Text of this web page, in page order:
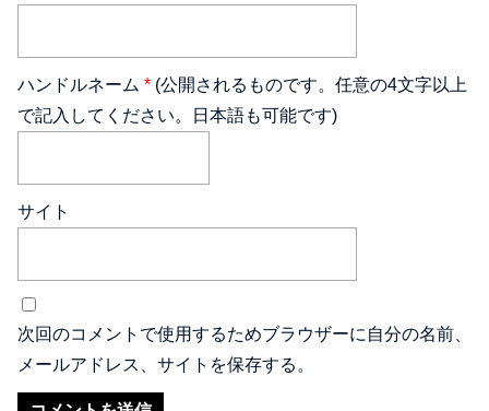
ハンドルネーム * (公開されるものです。任意の4文字以上
で記入してください。日本語も可能です)
サイト
次回のコメントで使用するためブラウザーに自分の名前、
メールアドレス、サイトを保存する。